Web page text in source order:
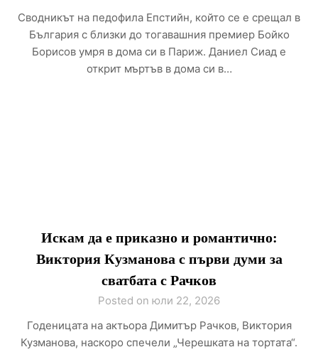
Сводникът на педофила Епстийн, който се е срещал в
България с близки до тогавашния премиер Бойко
Борисов умря в дома си в Париж. Даниел Сиад е
открит мъртъв в дома си в…
Искам да е приказно и романтично:
Виктория Кузманова с първи думи за
сватбата с Рачков
Posted on юли 22, 2026
Годеницата на актьора Димитър Рачков, Виктория
Кузманова, наскоро спечели „Черешката на тортата“.